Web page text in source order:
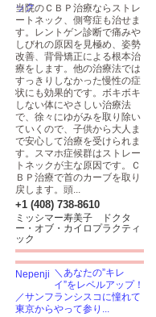
当院のＣＢＰ治療ならストレ
ートネック、側弯症も治せま
す。レントゲン診断で痛みや
しびれの原因を見極め、姿勢
改善、背骨矯正による根本治
療をします。他の治療法では
すっきりしなかった慢性の症
状にも効果的です。ボキボキ
しない体にやさしい治療法
で、徐々にゆがみを取り除い
ていくので、子供から大人ま
で安心して治療を受けられま
す。スマホ症候群はストレー
トネックが主な原因です。Ｃ
ＢＰ治療で首のカーブを取り
戻します。頭...
+1 (408) 738-8610
ミッシマー寿美子 ドクタ
ー・オブ・カイロプラクティ
ック
＼あなたの”キレ
イ”をレベルアップ！
／サンフランシスコに憧れて
東京からやって参り...